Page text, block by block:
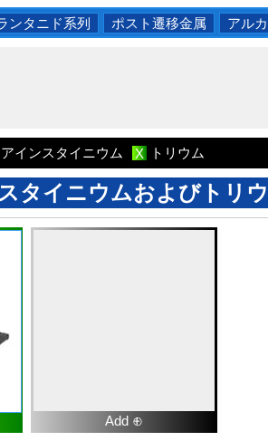
ンタニド系列 ポスト遷移金属 アル
アインスタイニウム X トリウム
タイニウムおよびトリ
Add ⊕